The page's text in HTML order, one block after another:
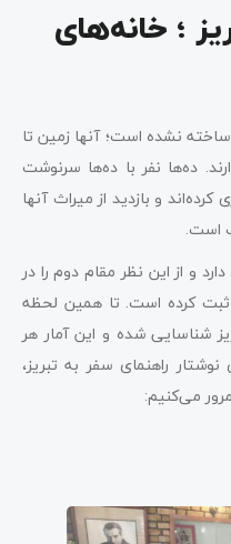
؛ خانه‌های
نشده است؛ آنها زمین تا
ده‌ها نفر با ده‌ها سرنوشت
و بازدید از میراث آنها
است.
و از این نظر مقام دوم را در
ثبت کرده است. تا همین لحظه
تبریز شناسایی شده و این آمار هر
راهنمای سفر به تبریز،
می‌کنیم: